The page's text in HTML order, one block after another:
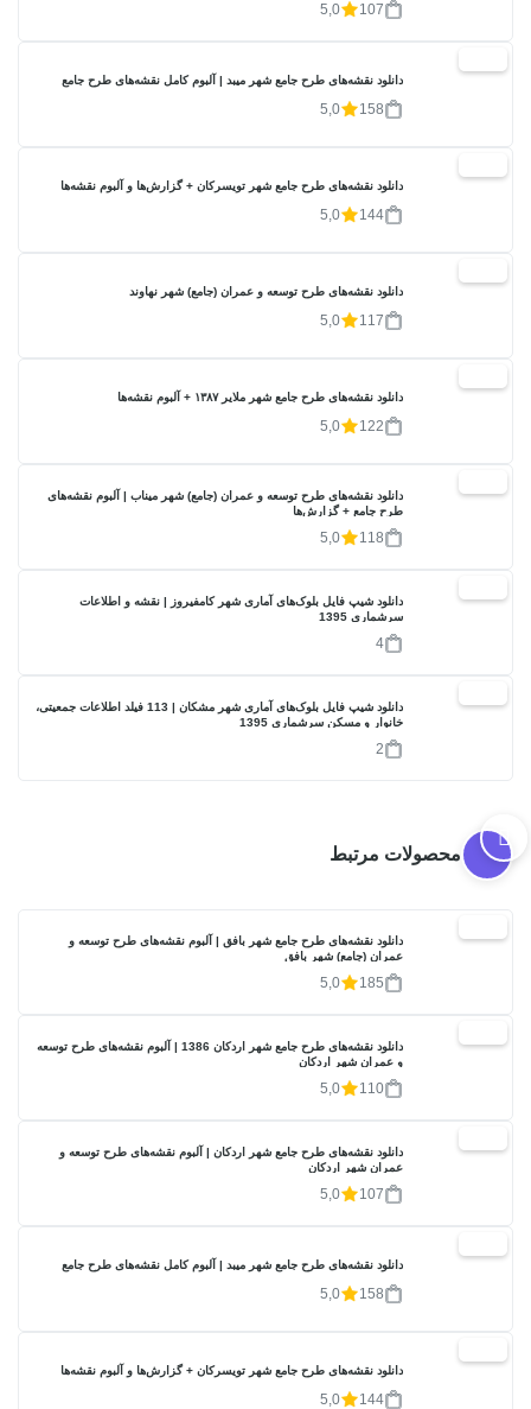
107
5,0
دانلود نقشه‌های طرح جامع شهر میبد | آلبوم کامل نقشه‌های طرح جامع
158
5,0
دانلود نقشه‌های طرح جامع شهر تویسرکان + گزارش‌ها و آلبوم نقشه‌ها
144
5,0
دانلود نقشه‌های طرح توسعه و عمران (جامع) شهر نهاوند
117
5,0
دانلود نقشه‌های طرح جامع شهر ملایر ۱۳۸۷ + آلبوم نقشه‌ها
122
5,0
دانلود نقشه‌های طرح توسعه و عمران (جامع) شهر میناب | آلبوم نقشه‌های
طرح جامع + گزارش‌ها
118
5,0
دانلود شیپ فایل بلوک‌های آماری شهر کامفیروز | نقشه و اطلاعات
سرشماری 1395
4
دانلود شیپ فایل بلوک‌های آماری شهر مشکان | 113 فیلد اطلاعات جمعیتی،
خانوار و مسکن سرشماری 1395
2
محصولات مرتبط
دانلود نقشه‌های طرح جامع شهر بافق | آلبوم نقشه‌های طرح توسعه و
عمران (جامع) شهر بافق
185
5,0
دانلود نقشه‌های طرح جامع شهر اردکان 1386 | آلبوم نقشه‌های طرح توسعه
و عمران شهر اردکان
110
5,0
دانلود نقشه‌های طرح جامع شهر اردکان | آلبوم نقشه‌های طرح توسعه و
عمران شهر اردکان
107
5,0
دانلود نقشه‌های طرح جامع شهر میبد | آلبوم کامل نقشه‌های طرح جامع
158
5,0
دانلود نقشه‌های طرح جامع شهر تویسرکان + گزارش‌ها و آلبوم نقشه‌ها
144
5,0